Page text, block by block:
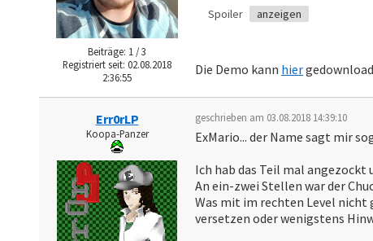
Beiträge: 1 / 3
Registriert seit: 02.08.2018
2:36:55
Spoiler anzeigen
Die Demo kann hier
Err0rLP
Koopa-Panzer
geschrieben am 03.08.2018 14:39:10
ExMario... der Name sagt mir
Ich hab das Teil mal
An ein-zwei Stellen war der
Was mit im rechten Level nicht
versetzen oder wenigstens